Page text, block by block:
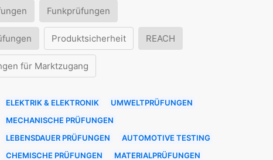
Funkprüfungen
Produktsicherheit REACH
für Marktzugang
ELEKTRIK & ELEKTRONIK
UMWELTPRÜFUNGEN
MECHANISCHE PRÜFUNGEN
LEBENSDAUER PRÜFUNGEN
AUTOMOTIVE TESTING
CHEMISCHE PRÜFUNGEN
MATERIALPRÜFUNGEN